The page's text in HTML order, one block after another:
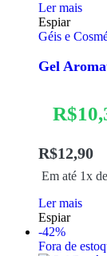
Ler mais
Espiar
Géis e
Gel
R$12,90
Em até 1x de
R$
Ler mais
Espiar
-42%
Fora de